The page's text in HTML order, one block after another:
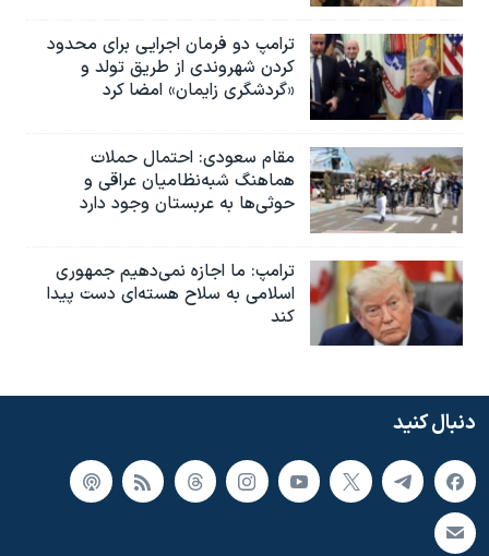
ترامپ دو فرمان اجرایی برای محدود
کردن شهروندی از طریق تولد و
«گردشگری زایمان» امضا کرد
مقام سعودی: احتمال حملات
هماهنگ شبه‌نظامیان عراقی و
حوثی‌ها به عربستان وجود دارد
ترامپ: ما اجازه نمی‌دهیم جمهوری
اسلامی به سلاح هسته‌ای دست پیدا
کند
دنبال کنید